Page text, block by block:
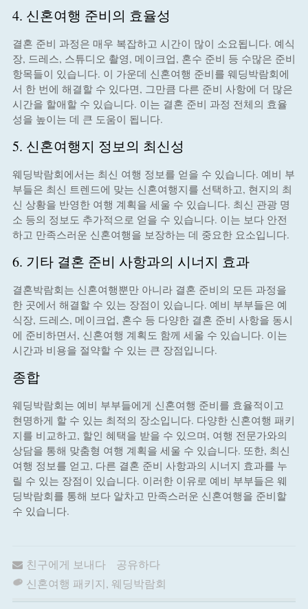
4. 신혼여행 준비의 효율성
결혼 준비 과정은 매우 복잡하고 시간이 많이 소요됩니다. 예식
장, 드레스, 스튜디오 촬영, 메이크업, 혼수 준비 등 수많은 준비
항목들이 있습니다. 이 가운데 신혼여행 준비를 웨딩박람회에
서 한 번에 해결할 수 있다면, 그만큼 다른 준비 사항에 더 많은
시간을 할애할 수 있습니다. 이는 결혼 준비 과정 전체의 효율
성을 높이는 데 큰 도움이 됩니다.
5. 신혼여행지 정보의 최신성
웨딩박람회에서는 최신 여행 정보를 얻을 수 있습니다. 예비 부
부들은 최신 트렌드에 맞는 신혼여행지를 선택하고, 현지의 최
신 상황을 반영한 여행 계획을 세울 수 있습니다. 최신 관광 명
소 등의 정보도 추가적으로 얻을 수 있습니다. 이는 보다 안전
하고 만족스러운 신혼여행을 보장하는 데 중요한 요소입니다.
6. 기타 결혼 준비 사항과의 시너지 효과
결혼박람회는 신혼여행뿐만 아니라 결혼 준비의 모든 과정을
한 곳에서 해결할 수 있는 장점이 있습니다. 예비 부부들은 예
식장, 드레스, 메이크업, 혼수 등 다양한 결혼 준비 사항을 동시
에 준비하면서, 신혼여행 계획도 함께 세울 수 있습니다. 이는
시간과 비용을 절약할 수 있는 큰 장점입니다.
종합
웨딩박람회는 예비 부부들에게 신혼여행 준비를 효율적이고
현명하게 할 수 있는 최적의 장소입니다. 다양한 신혼여행 패키
지를 비교하고, 할인 혜택을 받을 수 있으며, 여행 전문가와의
상담을 통해 맞춤형 여행 계획을 세울 수 있습니다. 또한, 최신
여행 정보를 얻고, 다른 결혼 준비 사항과의 시너지 효과를 누
릴 수 있는 장점이 있습니다. 이러한 이유로 예비 부부들은 웨
딩박람회를 통해 보다 알차고 만족스러운 신혼여행을 준비할
수 있습니다.
친구에게 보내다
공유하다
신혼여행 패키지, 웨딩박람회